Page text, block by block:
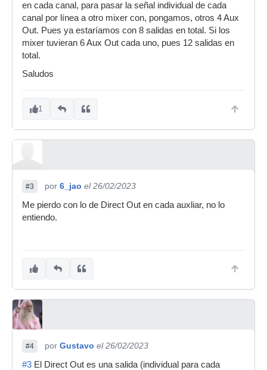
en cada canal, para pasar la señal individual de cada
canal por línea a otro mixer con, pongamos, otros 4 Aux
Out. Pues ya estaríamos con 8 salidas en total. Si los
mixer tuvieran 6 Aux Out cada uno, pues 12 salidas en
total.
Saludos
1
#3 por 6_jao el 26/02/2023
Me pierdo con lo de Direct Out en cada auxliar, no lo
entiendo.
#4 por Gustavo el 26/02/2023
#3 El Direct Out es una salida (individual para cada